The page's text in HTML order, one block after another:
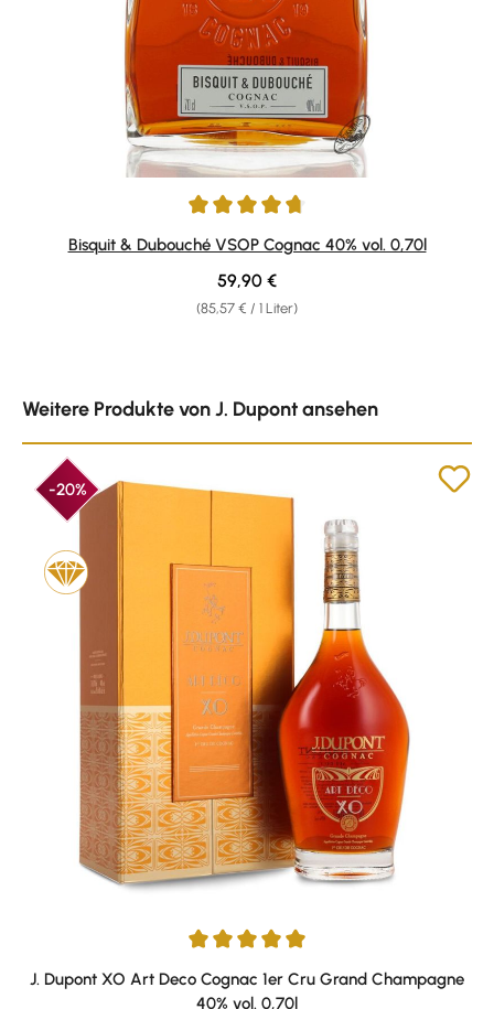
Durchschnittliche Bewertung von 4.8 von 5 Sternen
Bisquit & Dubouché VSOP Cognac 40% vol. 0,70l
(85,57 € / 1 Liter)
Regulärer Preis:
59,90 €
Weitere Produkte von J. Dupont ansehen
-20%
Durchschnittliche Bewertung von 5 von 5 Sternen
J. Dupont XO Art Deco Cognac 1er Cru Grand Champagne
40% vol. 0,70l